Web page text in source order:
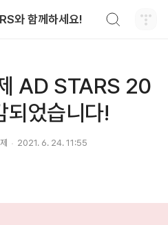
와 함께하세요!
AD STARS 20
되었습니다!
2021. 6. 24. 11:55